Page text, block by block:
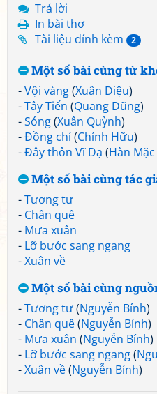
Trả lời
In bài thơ
Tài liệu đính kèm
2
Một số bài cùng từ
-Vội vàng(Xuân Diệu)
-Tây Tiến (Quang Dũng)
-Sóng(Xuân Quỳnh)
-Đồng chí(Chính Hữu)
-Đây thôn Vĩ Dạ (Hàn
Một số bài cùng tác
-Tương tư
- Chân quê
- Mưa xuân
- Lỡ bước sang ngang
-Xuân về
Một số bài cùng
-Tương tư(Nguyễn Bính)
- Chân quê(Nguyễn Bính)
- Mưa xuân (Nguyễn Bính)
- Lỡ bước sang ngang(
-Xuân về(Nguyễn Bính)